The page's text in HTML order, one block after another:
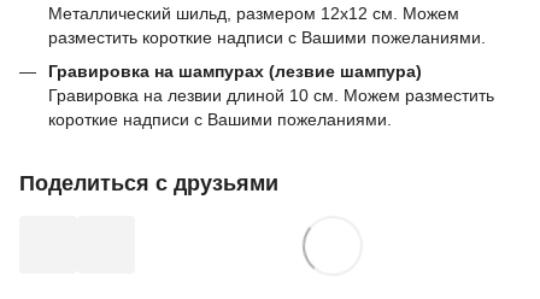
Металлический шильд, размером 12х12 см. Можем
разместить короткие надписи с Вашими пожеланиями.
Гравировка на шампурах (лезвие шампура)
Гравировка на лезвии длиной 10 см. Можем разместить
короткие надписи с Вашими пожеланиями.
Поделиться с друзьями